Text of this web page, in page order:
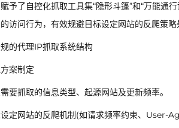
予了自控化抓取工具集“隐形斗篷”和“万能通
访问行为，有效规避目标设定网站的反爬策
的代理IP抓取系统结构
案制定
要抓取的信息类型、起源网站及更新频率。
定网站的反爬机制(如请求频率约束、User-